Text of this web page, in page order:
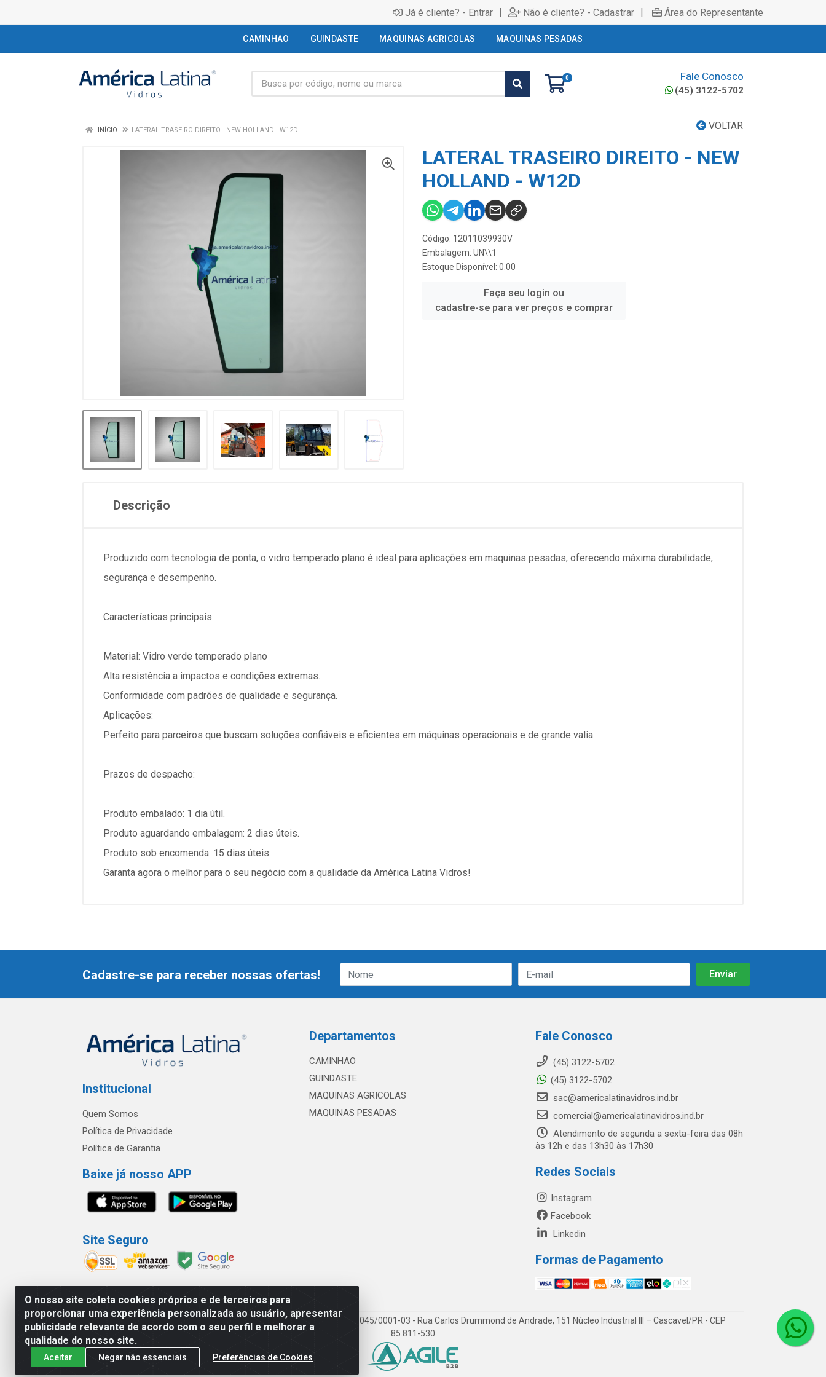
Já é cliente? - Entrar | Não é cliente? - Cadastrar | Área do Representante
CAMINHAO GUINDASTE MAQUINAS AGRICOLAS MAQUINAS PESADAS
0 Fale Conosco
(45) 3122-5702
VOLTAR
INÍCIO LATERAL TRASEIRO DIREITO - NEW HOLLAND - W12D
LATERAL TRASEIRO DIREITO - NEW
HOLLAND - W12D
Código: 12011039930V
Embalagem: UN\\1
Estoque Disponível: 0.00
Faça seu login ou
cadastre-se para ver preços e comprar
Descrição
Produzido com tecnologia de ponta, o vidro temperado plano é ideal para aplicações em maquinas pesadas, oferecendo máxima durabilidade,
segurança e desempenho.
Características principais:
Material: Vidro verde temperado plano
Alta resistência a impactos e condições extremas.
Conformidade com padrões de qualidade e segurança.
Aplicações:
Perfeito para parceiros que buscam soluções confiáveis e eficientes em máquinas operacionais e de grande valia.
Prazos de despacho:
Produto embalado: 1 dia útil.
Produto aguardando embalagem: 2 dias úteis.
Produto sob encomenda: 15 dias úteis.
Garanta agora o melhor para o seu negócio com a qualidade da América Latina Vidros!
O nosso site coleta cookies próprios e de terceiros para
proporcionar uma experiência personalizada ao usuário, apresentar
publicidade relevante de acordo com o seu perfil e melhorar a
qualidade do nosso site.
Aceitar Negar não essenciais Preferências de Cookies
Cadastre-se para receber nossas ofertas!
Institucional
Quem Somos
Política de Privacidade
Política de Garantia
Baixe já nosso APP
Site Seguro
Departamentos
CAMINHAO
GUINDASTE
MAQUINAS AGRICOLAS
MAQUINAS PESADAS
Fale Conosco
(45) 3122-5702
(45) 3122-5702
sac@americalatinavidros.ind.br
comercial@americalatinavidros.ind.br
Atendimento de segunda a sexta-feira das 08h
às 12h e das 13h30 às 17h30
Redes Sociais
Instagram
Facebook
Linkedin
Formas de Pagamento
América Latina Indústria e Comércio de Vidros LTDA - CNPJ 19.813.045/0001-03 - Rua Carlos Drummond de Andrade, 151 Núcleo Industrial III – Cascavel/PR - CEP
85.811-530